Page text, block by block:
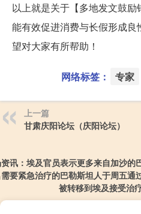
以上就是关于【多地发文鼓励
能有效促进消费与长假形成
望对大家有所帮助！
网络标签： 专家
上一篇
甘肃庆阳论坛（庆阳论坛）
讯：埃及官员表示更多来自加沙的
要紧急治疗的巴勒斯坦人于周五通
被转移到埃及接受治